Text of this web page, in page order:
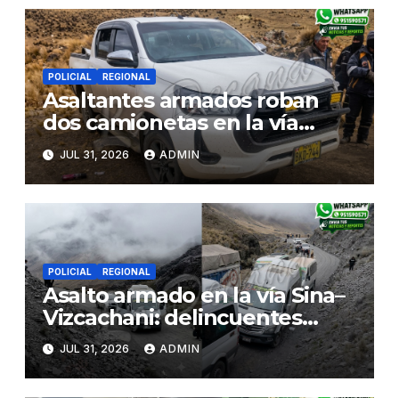
POLICIAL REGIONAL
Asaltantes armados roban
dos camionetas en la vía
Sina–Juliaca y escaparían
hacia Bolivia tras
enfrentamiento con ronderos
JUL 31, 2026 ADMIN
POLICIAL REGIONAL
Asalto armado en la vía Sina–
Vizcachani: delincuentes
roban pertenencias y se
llevan dos camionetas rumbo
a Juliaca
JUL 31, 2026 ADMIN